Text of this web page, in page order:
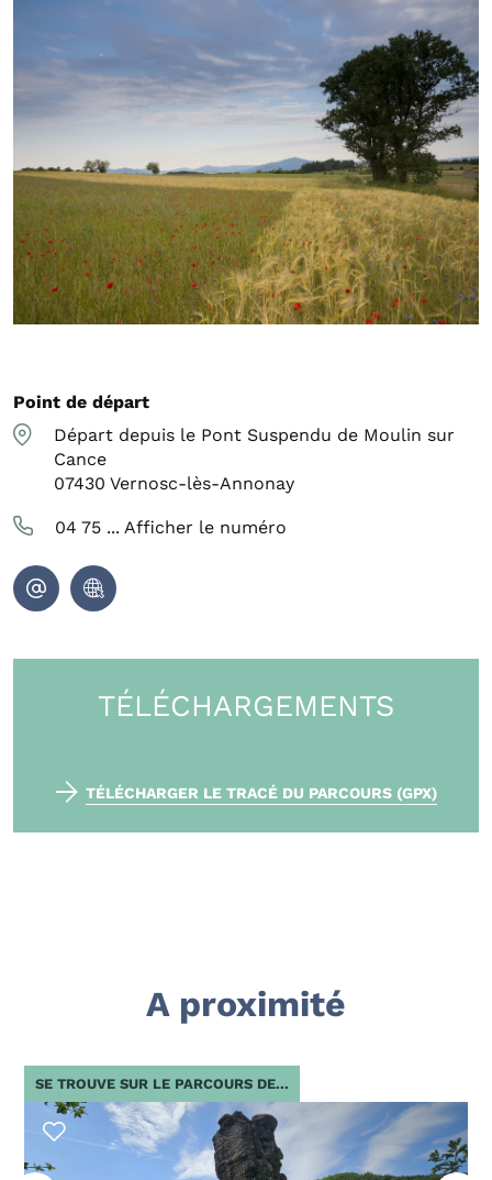
Point de départ
Départ depuis le Pont Suspendu de Moulin sur
Cance
07430 Vernosc-lès-Annonay
04 75 ... Afficher le numéro
TÉLÉCHARGEMENTS
TÉLÉCHARGER LE TRACÉ DU PARCOURS (GPX)
A proximité
SE TROUVE SUR LE PARCOURS DE...